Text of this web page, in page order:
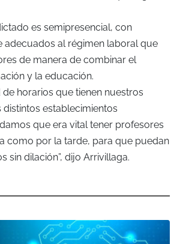
es semipresencial, con
adecuados al régimen laboral que
de manera de combinar el
y la educación.
de horarios que tienen nuestros
establecimientos
que era vital tener profesores
como por la tarde, para que puedan
sin dilación”, dijo Arrivillaga.